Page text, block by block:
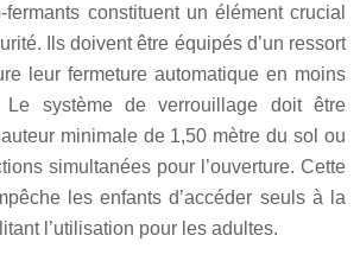
fermants constituent un élément crucial
Ils doivent être équipés d’un ressort
leur fermeture automatique en moins
système de verrouillage doit être
minimale de 1,50 mètre du sol ou
simultanées pour l’ouverture. Cette
les enfants d’accéder seuls à la
l’utilisation pour les adultes.